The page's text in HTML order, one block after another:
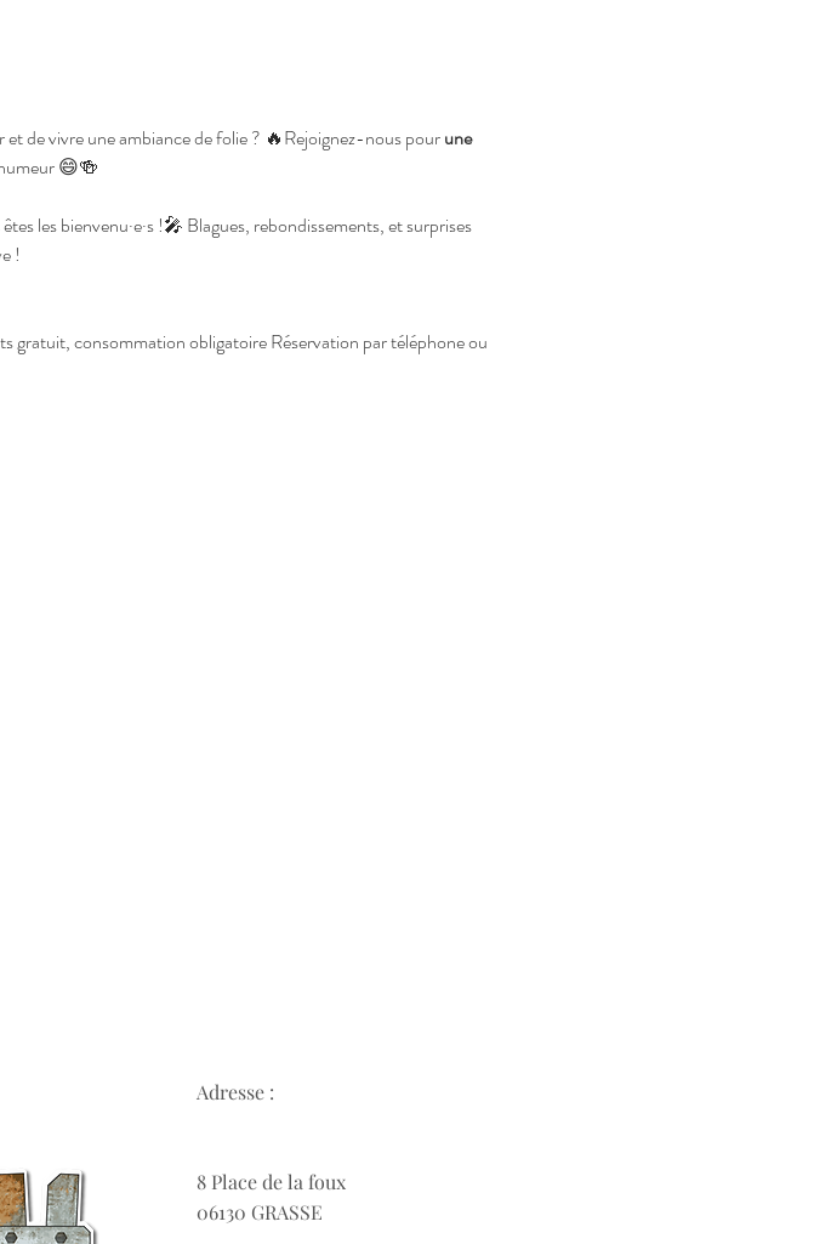
de vivre une ambiance de folie ? 🔥Rejoignez-nous pour une
😄🍻
les bienvenu·e·s !🎤 Blagues, rebondissements, et surprises
!
gratuit, consommation obligatoire Réservation par téléphone ou
Adresse :
8 Place de la foux
06130 GRASSE